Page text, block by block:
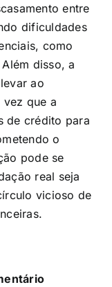
entre
dificuldades
como
disso, a
ao
que a
de crédito para
o
pode se
real seja
vicioso de